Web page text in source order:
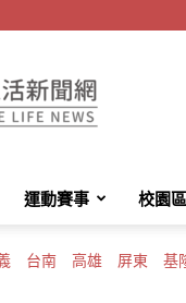
運動賽事 校園區
台南 高雄 屏東 基